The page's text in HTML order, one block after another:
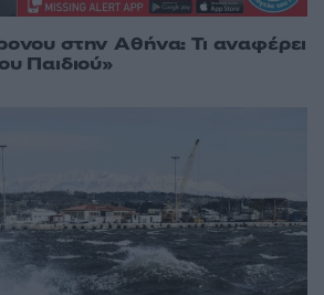
στην Αθήνα: Τι αναφέρει
Παιδιού»